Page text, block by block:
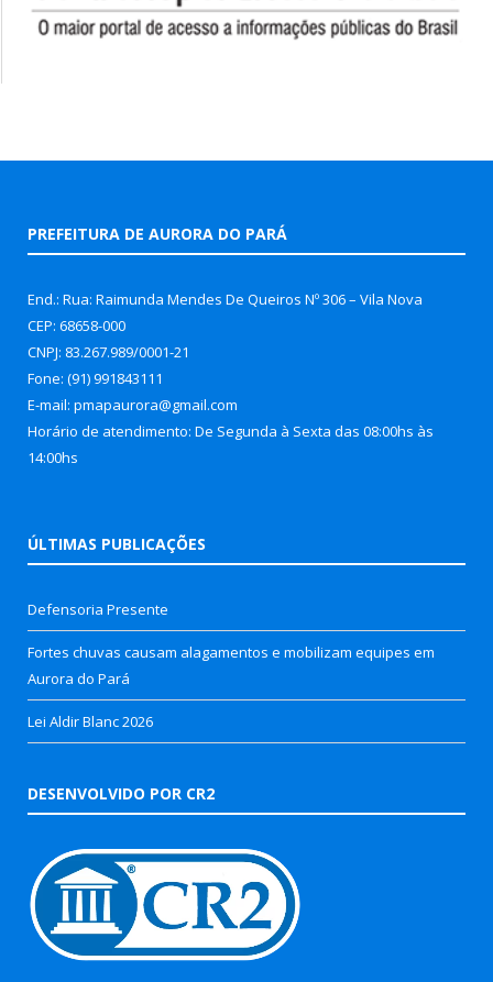
PREFEITURA DE AURORA DO PARÁ
End.: Rua: Raimunda Mendes De Queiros Nº 306 – Vila Nova
CEP: 68658-000
CNPJ: 83.267.989/0001-21
Fone: (91) 991843111
E-mail: pmapaurora@gmail.com
Horário de atendimento: De Segunda à Sexta das 08:00hs às
14:00hs
ÚLTIMAS PUBLICAÇÕES
Defensoria Presente
Fortes chuvas causam alagamentos e mobilizam equipes em
Aurora do Pará
Lei Aldir Blanc 2026
DESENVOLVIDO POR CR2